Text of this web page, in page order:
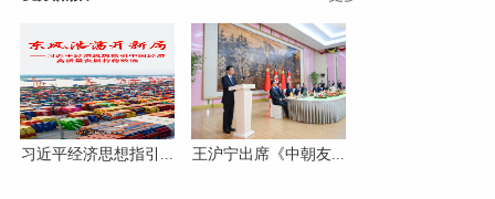
习近平经济思想指引... 王沪宁出席《中朝友...